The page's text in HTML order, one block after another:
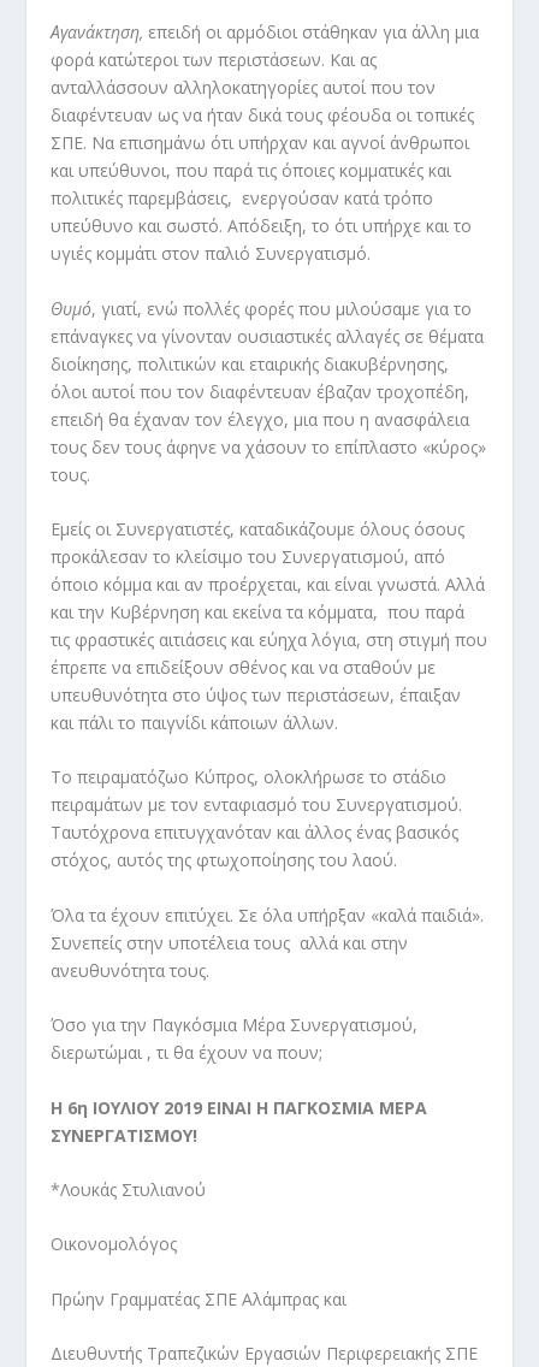
Αγανάκτηση, επειδή οι αρμόδιοι στάθηκαν για άλλη μια
φορά κατώτεροι των περιστάσεων. Και ας
ανταλλάσσουν αλληλοκατηγορίες αυτοί που τον
διαφέντευαν ως να ήταν δικά τους φέουδα οι τοπικές
ΣΠΕ. Να επισημάνω ότι υπήρχαν και αγνοί άνθρωποι
και υπεύθυνοι, που παρά τις όποιες κομματικές και
πολιτικές παρεμβάσεις, ενεργούσαν κατά τρόπο
υπεύθυνο και σωστό. Απόδειξη, το ότι υπήρχε και το
υγιές κομμάτι στον παλιό Συνεργατισμό.
Θυμό, γιατί, ενώ πολλές φορές που μιλούσαμε για το
επάναγκες να γίνονταν ουσιαστικές αλλαγές σε θέματα
διοίκησης, πολιτικών και εταιρικής διακυβέρνησης,
όλοι αυτοί που τον διαφέντευαν έβαζαν τροχοπέδη,
επειδή θα έχαναν τον έλεγχο, μια που η ανασφάλεια
τους δεν τους άφηνε να χάσουν το επίπλαστο «κύρος»
τους.
Εμείς οι Συνεργατιστές, καταδικάζουμε όλους όσους
προκάλεσαν το κλείσιμο του Συνεργατισμού, από
όποιο κόμμα και αν προέρχεται, και είναι γνωστά. Αλλά
και την Κυβέρνηση και εκείνα τα κόμματα, που παρά
τις φραστικές αιτιάσεις και εύηχα λόγια, στη στιγμή που
έπρεπε να επιδείξουν σθένος και να σταθούν με
υπευθυνότητα στο ύψος των περιστάσεων, έπαιξαν
και πάλι το παιγνίδι κάποιων άλλων.
Το πειραματόζωο Κύπρος, ολοκλήρωσε το στάδιο
πειραμάτων με τον ενταφιασμό του Συνεργατισμού.
Ταυτόχρονα επιτυγχανόταν και άλλος ένας βασικός
στόχος, αυτός της φτωχοποίησης του λαού.
Όλα τα έχουν επιτύχει. Σε όλα υπήρξαν «καλά παιδιά».
Συνεπείς στην υποτέλεια τους αλλά και στην
ανευθυνότητα τους.
Όσο για την Παγκόσμια Μέρα Συνεργατισμού,
διερωτώμαι , τι θα έχουν να πουν;
Η 6η ΙΟΥΛΙΟΥ 2019 ΕΙΝΑΙ Η ΠΑΓΚΟΣΜΙΑ ΜΕΡΑ
ΣΥΝΕΡΓΑΤΙΣΜΟΥ!
*Λουκάς Στυλιανού
Οικονομολόγος
Πρώην Γραμματέας ΣΠΕ Αλάμπρας και
Διευθυντής Τραπεζικών Εργασιών Περιφερειακής ΣΠΕ